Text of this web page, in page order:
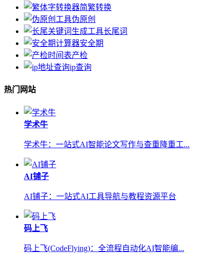
简繁转换
伪原创
长尾词
安全期
产检
ip查询
热门网站
学术牛
学术牛：一站式AI智能论文写作与查重降重工...
AI铺子
AI铺子：一站式AI工具导航与教程资源平台
码上飞
码上飞(CodeFlying)：全流程自动化AI智能编...